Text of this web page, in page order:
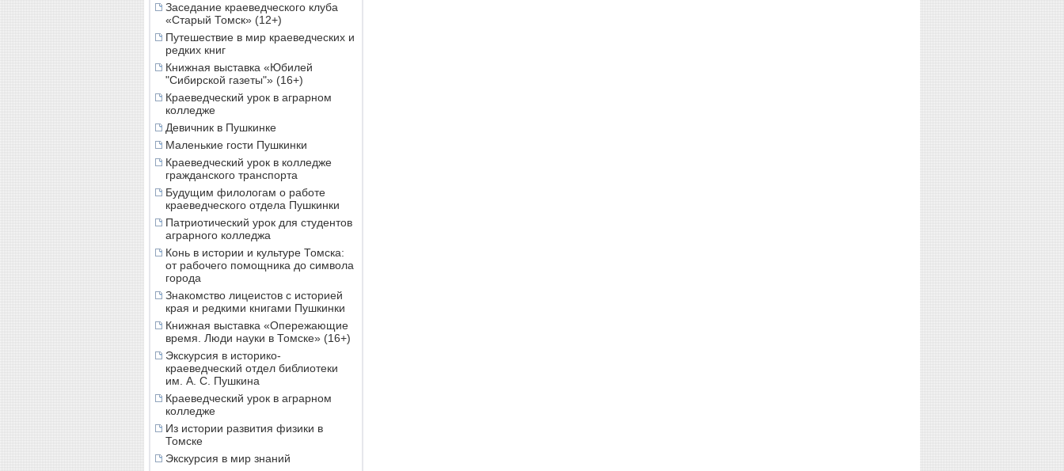
Заседание краеведческого клуба
«Старый Томск» (12+)
Путешествие в мир краеведческих и
редких книг
Книжная выставка «Юбилей
"Сибирской газеты"» (16+)
Краеведческий урок в аграрном
колледже
Девичник в Пушкинке
Маленькие гости Пушкинки
Краеведческий урок в колледже
гражданского транспорта
Будущим филологам о работе
краеведческого отдела Пушкинки
Патриотический урок для студентов
аграрного колледжа
Конь в истории и культуре Томска:
от рабочего помощника до символа
города
Знакомство лицеистов с историей
края и редкими книгами Пушкинки
Книжная выставка «Опережающие
время. Люди науки в Томске» (16+)
Экскурсия в историко-
краеведческий отдел библиотеки
им. А. С. Пушкина
Краеведческий урок в аграрном
колледже
Из истории развития физики в
Томске
Экскурсия в мир знаний